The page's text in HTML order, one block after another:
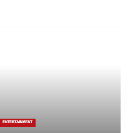
ENTERTAINMENT